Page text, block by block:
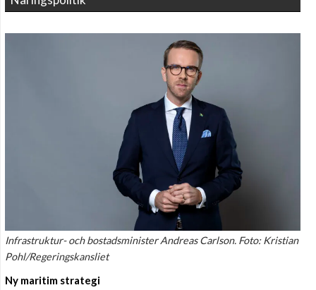
Infrastruktur- och bostadsminister Andreas Carlson. Foto: Kristian
Pohl/Regeringskansliet
Ny maritim strategi